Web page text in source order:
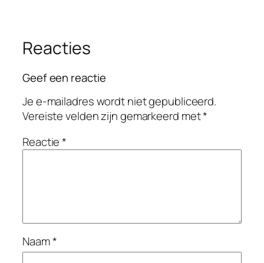
Reacties
Geef een reactie
Je e-mailadres wordt niet gepubliceerd.
Vereiste velden zijn gemarkeerd met*
Reactie*
Naam*